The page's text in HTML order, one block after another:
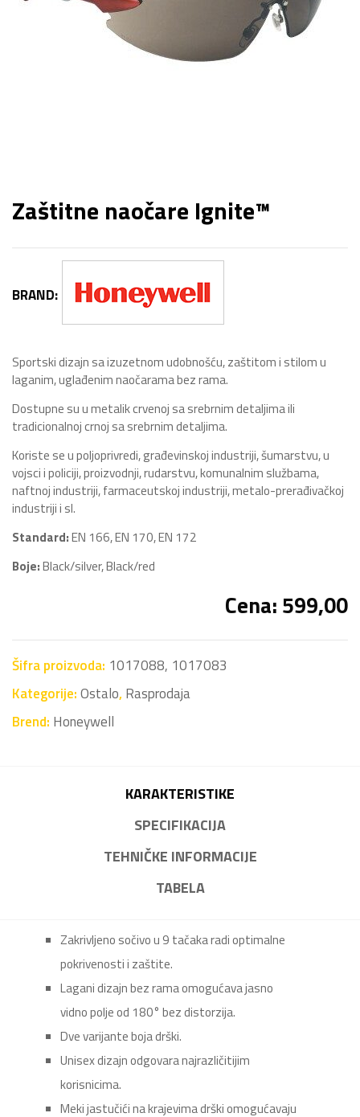
Zaštitne naočare Ignite™
BRAND:
Sportski dizajn sa izuzetnom udobnošću, zaštitom i stilom u
laganim, uglađenim naočarama bez rama.
Dostupne su u metalik crvenoj sa srebrnim detaljima ili
tradicionalnoj crnoj sa srebrnim detaljima.
Koriste se u poljoprivredi, građevinskoj industriji, šumarstvu, u
vojsci i policiji, proizvodnji, rudarstvu, komunalnim službama,
naftnoj industriji, farmaceutskoj industriji, metalo-prerađivačkoj
industriji i sl.
Standard:EN 166, EN 170, EN 172
Boje:Black/silver, Black/red
Cena: 599,00
Šifra proizvoda: 1017088, 1017083
Kategorije:Ostalo,Rasprodaja
Brend: Honeywell
KARAKTERISTIKE
SPECIFIKACIJA
TEHNIČKE INFORMACIJE
TABELA
Zakrivljeno sočivo u 9 tačaka radi optimalne
pokrivenosti i zaštite.
Lagani dizajn bez rama omogućava jasno
vidno polje od 180° bez distorzija.
Dve varijante boja drški.
Unisex dizajn odgovara najrazličitijim
korisnicima.
Meki jastučići na krajevima drški omogućavaju